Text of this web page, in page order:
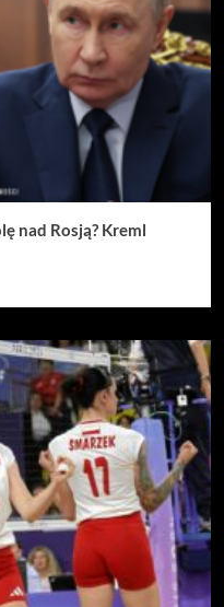
nad Rosją? Kreml